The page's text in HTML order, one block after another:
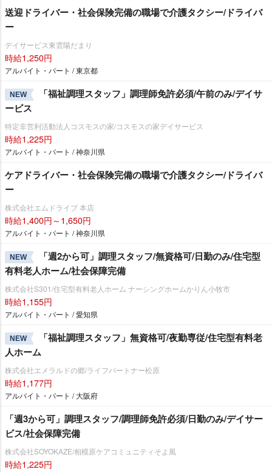
送迎ドライバー・社会保険完備の職場で介護タクシー/ドライバ
ー
デイサービス東雲陽だまり
時給1,250円
アルバイト・パート / 東京都
NEW
「福祉調理スタッフ」調理師免許必須/午前のみ/デイサ
ービス
特定非営利活動法人コスモスの家/コスモスの家デイサービス
時給1,225円
アルバイト・パート / 神奈川県
ケアドライバー・社会保険完備の職場で介護タクシー/ドライバ
ー
株式会社エムドライブ 本店
時給1,400円～1,650円
アルバイト・パート / 神奈川県
NEW
「週2から可」調理スタッフ/無資格可/日勤のみ/住宅型
有料老人ホーム/社会保障完備
株式会社S301/住宅型有料老人ホーム ナーシングホームかりん小牧市
時給1,155円
アルバイト・パート / 愛知県
NEW
「福祉調理スタッフ」無資格可/夜勤専従/住宅型有料老
人ホーム
株式会社エメラルドの郷/ライフパートナー松原
時給1,177円
アルバイト・パート / 大阪府
「週3から可」調理スタッフ/調理師免許必須/日勤のみ/デイサー
ビス/社会保障完備
株式会社SOYOKAZE/相模原ケアコミュニティそよ風
時給1,225円